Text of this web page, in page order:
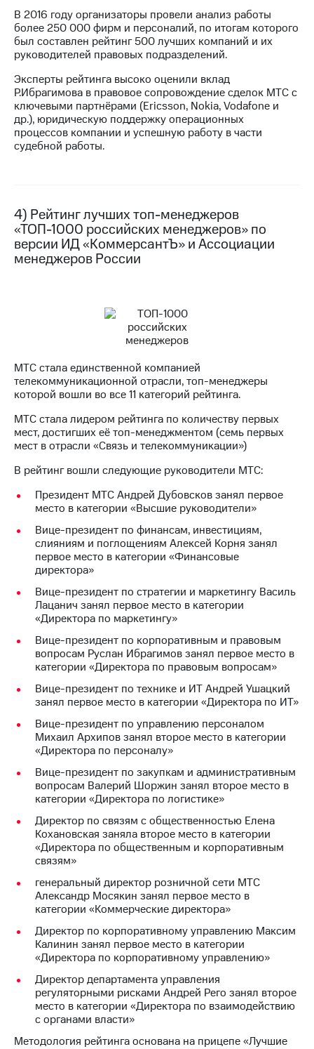
Реквизиты
Контакты
развитие
деловая этика
В 2016 году организаторы провели анализ работы
более 250 000 фирм и персоналий, по итогам которого
был составлен рейтинг 500 лучших компаний и их
руководителей правовых подразделений.
Эксперты рейтинга высоко оценили вклад
Р.Ибрагимова в правовое сопровождение сделок МТС с
ключевыми партнёрами (Ericsson, Nokia, Vodafone и
др.), юридическую поддержку операционных
процессов компании и успешную работу в части
судебной работы.
4) Рейтинг лучших топ-менеджеров
«ТОП-1000 российских менеджеров» по
версии ИД «КоммерсантЪ» и Ассоциации
менеджеров России
МТС стала единственной компанией
телекоммуникационной отрасли, топ-менеджеры
которой вошли во все 11 категорий рейтинга.
МТС стала лидером рейтинга по количеству первых
мест, достигших её топ-менеджментом (семь первых
мест в отрасли «Связь и телекоммуникации»)
В рейтинг вошли следующие руководители МТС:
Президент МТС Андрей Дубовсков занял первое
место в категории «Высшие руководители»
Вице-президент по финансам, инвестициям,
слияниям и поглощениям Алексей Корня занял
первое место в категории «Финансовые
директора»
Вице-президент по стратегии и маркетингу Василь
Лацанич занял первое место в категории
«Директора по маркетингу»
Вице-президент по корпоративным и правовым
вопросам Руслан Ибрагимов занял первое место в
категории «Директора по правовым вопросам»
Вице-президент по технике и ИТ Андрей Ушацкий
занял первое место в категории «Директора по ИТ»
Вице-президент по управлению персоналом
Михаил Архипов занял второе место в категории
«Директора по персоналу»
Вице-президент по закупкам и административным
вопросам Валерий Шоржин занял второе место в
категории «Директора по логистике»
Директор по связям с общественностью Елена
Кохановская заняла второе место в категории
«Директора по общественным и корпоративным
связям»
генеральный директор розничной сети МТС
Александр Мосякин занял первое место в
категории «Коммерческие директора»
Директор по корпоративному управлению Максим
Калинин занял первое место в категории
«Директора по корпоративному управлению»
Директор департамента управления
регуляторными рисками Андрей Рего занял второе
место в категории «Директора по взаимодействию
с органами власти»
Методология рейтинга основана на прицепе «Лучшие